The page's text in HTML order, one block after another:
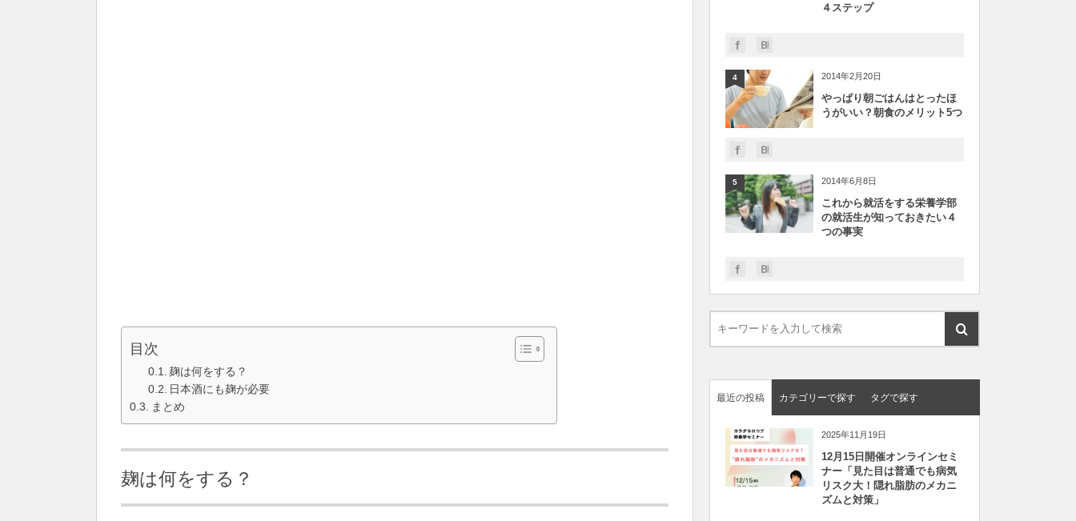
目次
麹は何をする？
日本酒にも麹が必要
まとめ
麹は何をする？
４ステップ
4 2014年2月20日
やっぱり朝ごはんはとったほ
うがいい？朝食のメリット5つ
5 2014年6月8日
これから就活をする栄養学部
の就活生が知っておきたい４
つの事実
最近の投稿 カテゴリーで探す タグで探す
2025年11月19日
12月15日開催オンラインセミ
ナー「見た目は普通でも病気
リスク大！隠れ脂肪のメカニ
ズムと対策」